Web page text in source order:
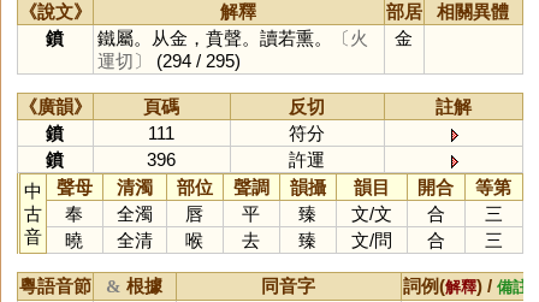
《說文》 解釋 部居
相關異體
鐼
鐵屬。从金，賁聲。讀若熏。
〔火
運切〕
(294 / 295)
金
《廣韻》 頁碼 反切
註解
鐼
111
符分
鐼
396
許運
中
古
音
聲母 清濁 部位 聲調 韻攝 韻目 開合
等第
奉
全濁 唇 平 臻 文/文 合
三
曉
全清 喉 去 臻 文/問 合 三
粵語音節 & 根據 同音字 詞例(解釋) / 備註